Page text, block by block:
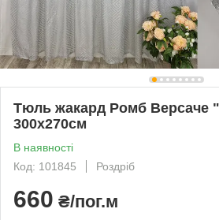
Тюль жакард Ромб Версаче
300х270см
В наявності
Код: 101845
Роздріб
660 ₴/пог.м